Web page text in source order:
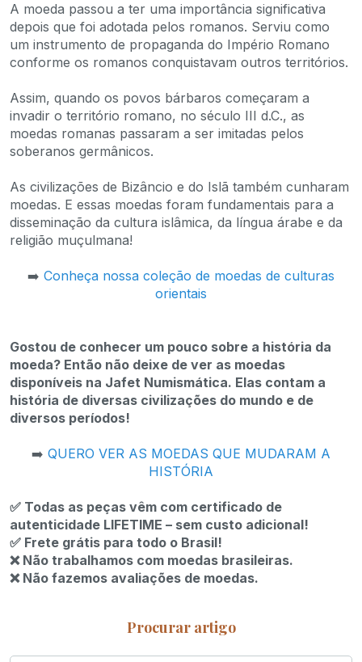
A moeda passou a ter uma importância significativa
depois que foi adotada pelos romanos. Serviu como
um instrumento de propaganda do Império Romano
conforme os romanos conquistavam outros territórios.
Assim, quando os povos bárbaros começaram a
invadir o território romano, no século III d.C., as
moedas romanas passaram a ser imitadas pelos
soberanos germânicos.
As civilizações de Bizâncio e do Islã também cunharam
moedas. E essas moedas foram fundamentais para a
disseminação da cultura islâmica, da língua árabe e da
religião muçulmana!
➡️ Conheça nossa coleção de moedas de culturas
orientais
Gostou de conhecer um pouco sobre a história da
moeda? Então não deixe de ver as moedas
disponíveis na Jafet Numismática. Elas contam a
história de diversas civilizações do mundo e de
diversos períodos!
➡️ QUERO VER AS MOEDAS QUE MUDARAM A
HISTÓRIA
✅ Todas as peças vêm com certificado de
autenticidade LIFETIME – sem custo adicional!
✅ Frete grátis para todo o Brasil!
❌ Não trabalhamos com moedas brasileiras.
❌Não fazemos avaliações de moedas.
Procurar artigo